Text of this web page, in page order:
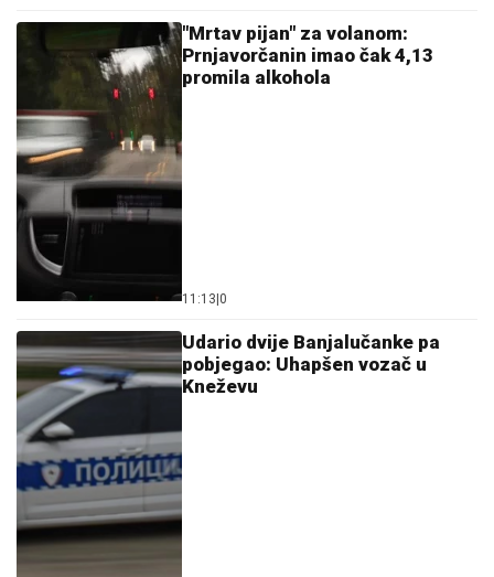
"Mrtav pijan" za volanom:
Prnjavorčanin imao čak 4,13
promila alkohola
11:13 0
Udario dvije Banjalučanke pa
pobjegao: Uhapšen vozač u
Kneževu